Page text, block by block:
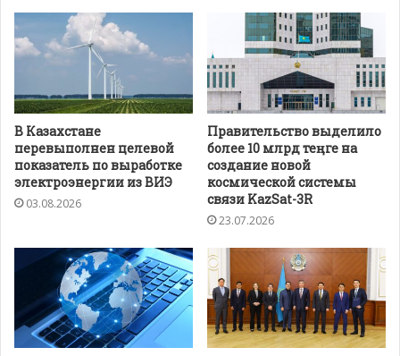
В Казахстане
перевыполнен целевой
показатель по выработке
электроэнергии из ВИЭ
03.08.2026
Правительство выделило
более 10 млрд теңге на
создание новой
космической системы
связи KazSat-3R
23.07.2026